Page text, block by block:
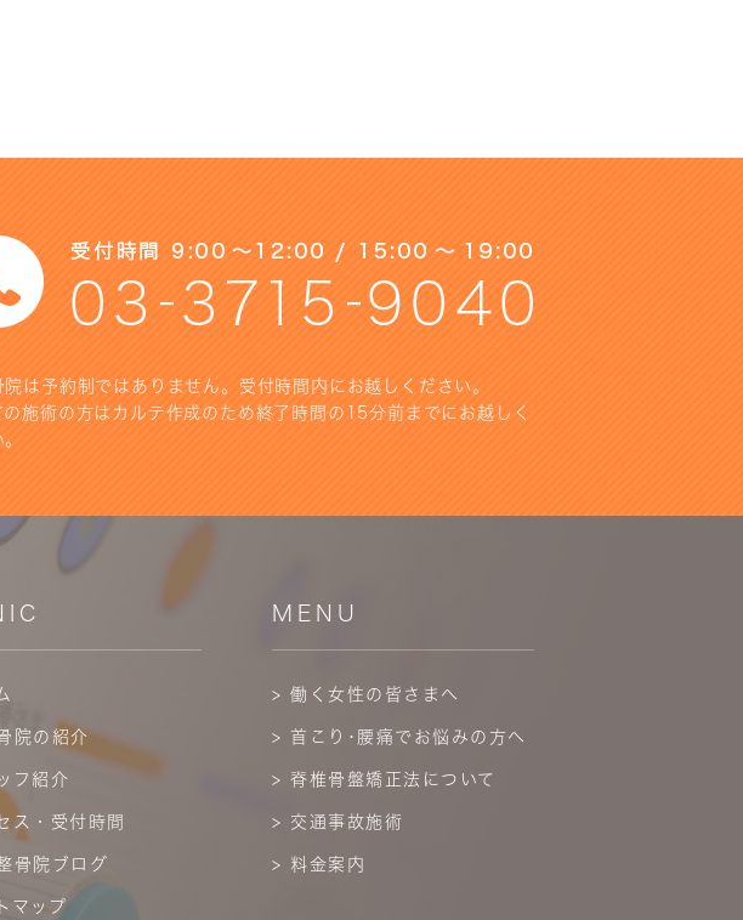
院は予約制ではありません。受付時間内にお越しください。
の施術の方はカルテ作成のため終了時間の15分前までにお越しく
院の紹介
フ紹介
ス・受付時間
骨院ブログ
マップ
MENU
> 働く女性の皆さまへ
> 首こり･腰痛でお悩みの方へ
> 脊椎骨盤矯正法について
> 交通事故施術
> 料金案内